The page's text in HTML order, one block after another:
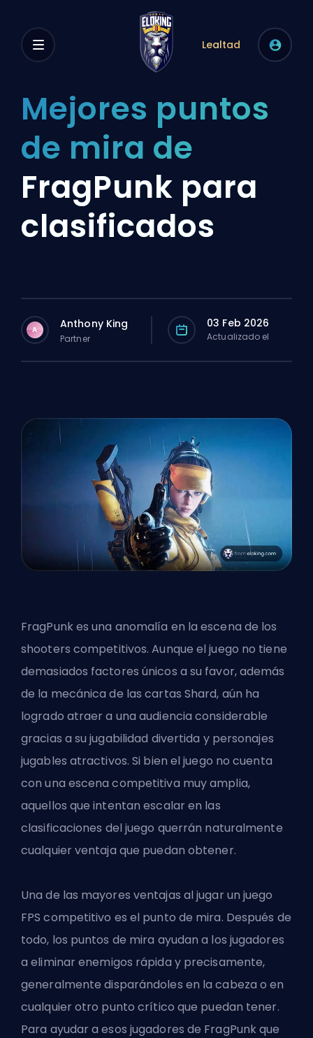
Lealtad
Mejores puntos
de mira de
FragPunk para
clasificados
A Anthony King
Partner
03 Feb 2026
Actualizado el
FragPunk es una anomalía en la escena de los
shooters competitivos. Aunque el juego no tiene
demasiados factores únicos a su favor,además
de la mecánica de las cartas Shard, aún ha
logrado atraer a una audiencia considerable
gracias a su jugabilidad divertida y personajes
jugables atractivos. Si bien el juego no cuenta
con una escena competitiva muy amplia,
aquellos que intentan escalar en las
clasificaciones del juego querrán naturalmente
cualquier ventaja que puedan obtener.
Una de las mayores ventajas al jugar un juego
FPS competitivo es el punto de mira. Después de
todo, los puntos de mira ayudan a los jugadores
a eliminar enemigos rápida y precisamente,
generalmente disparándoles en la cabeza o en
cualquier otro punto crítico que puedan tener.
Para ayudar a esos jugadores de FragPunk que